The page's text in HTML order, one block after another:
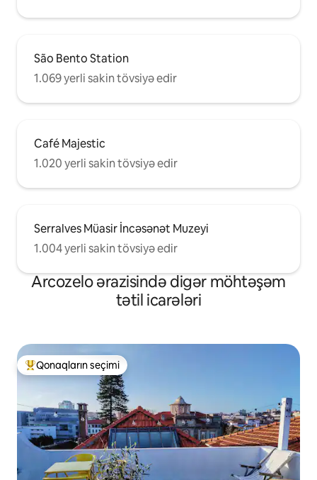
São Bento Station
1.069 yerli sakin tövsiyə edir
Café Majestic
1.020 yerli sakin tövsiyə edir
Serralves Müasir İncəsənət Muzeyi
1.004 yerli sakin tövsiyə edir
Arcozelo ərazisində digər möhtəşəm
tətil icarələri
Populyar "Qonaqların seçimi"
Qonaqların seçimi